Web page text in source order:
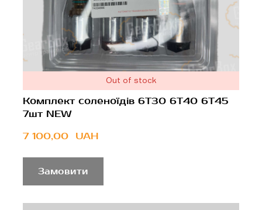
Out of stock
Комплект соленоїдів 6Т30 6T40 6T45
7шт NEW
7 100,00  UAH
Замовити